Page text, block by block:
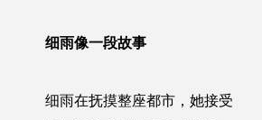
细雨像一段故事
细雨在抚摸整座都市，她接受